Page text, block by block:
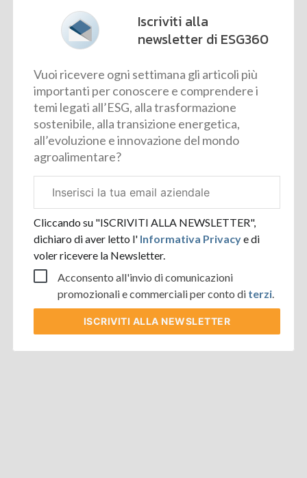
Iscriviti alla
newsletter di ESG360
Vuoi ricevere ogni settimana gli articoli più
importanti per conoscere e comprendere i
temi legati all’ESG, alla trasformazione
sostenibile, alla transizione energetica,
all’evoluzione e innovazione del mondo
agroalimentare?
aziendale
Cliccando su "ISCRIVITI ALLA NEWSLETTER",
dichiaro di aver letto l' Informativa Privacye di
voler ricevere la Newsletter.
Acconsento all'invio di comunicazioni
promozionali e commerciali per conto di terzi.
ISCRIVITI ALLA NEWSLETTER